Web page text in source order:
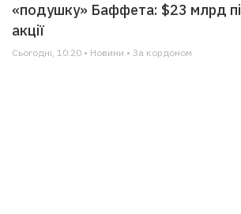
«подушку» Баффета: $23 млрд
акції
Сьогодні, 10:20 • Новини • За кордоном